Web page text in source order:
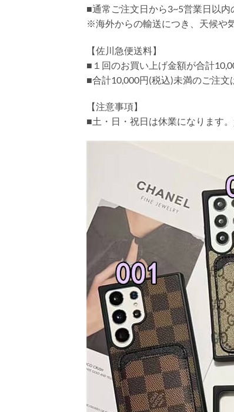
■通常ご注文日から3~5営業日以
※海外からの輸送につき、天候や
【佐川急便送料】
■１回のお買い上げ金額が合計
■合計10,000円(税込)未満のご注文
【注意事項】
■土・日・祝日は休業になります